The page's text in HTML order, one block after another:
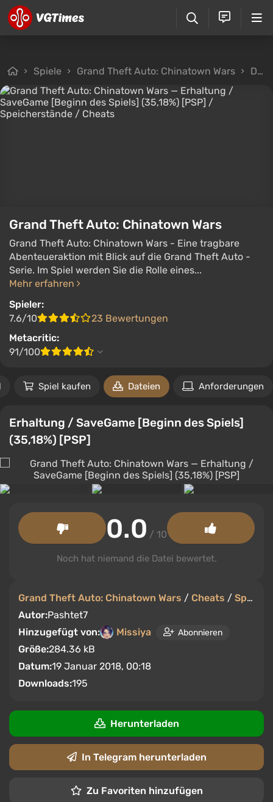
Spiele Grand Theft Auto: Chinatown Wars Dateien
Grand Theft Auto: Chinatown Wars
Grand Theft Auto: Chinatown Wars - Eine tragbare
Abenteueraktion mit Blick auf die Grand Theft Auto -
Serie. Im Spiel werden Sie die Rolle eines...
Mehr erfahren
Spieler:
7.6/10
23 Bewertungen
Metacritic:
91/100
Spiel kaufen Dateien Anforderungen
Erhaltung / SaveGame [Beginn des Spiels]
(35,18%) [PSP]
Grand Theft Auto: Chinatown Wars / Cheats / Speicherstände
Autor:Pashtet7
Hinzugefügt von:
Missiya Abonnieren
Größe:284.36 kB
Datum:19 Januar 2018, 00:18
Downloads:195
0.0 / 10
Noch hat niemand die Datei bewertet.
Herunterladen
In Telegram herunterladen
Zu Favoriten hinzufügen